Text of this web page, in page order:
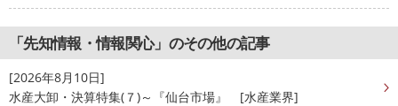
「先知情報・情報関心」のその他の記事
[2026年8月10日]
水産大卸・決算特集(７)～『仙台市場』 [水産業界]